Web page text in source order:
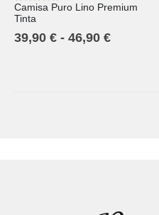
5.00out of 5
Camisa Puro Lino Premium
Tinta
39,90 € - 46,90 €